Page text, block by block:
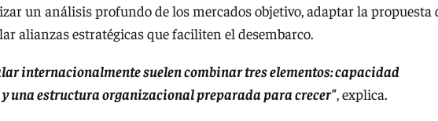
un análisis profundo de los mercados objetivo, adaptar la propuesta
alianzas estratégicas que faciliten el desembarco.
internacionalmente suelen combinar tres elementos: capacidad
una estructura organizacional preparada para crecer", explica.